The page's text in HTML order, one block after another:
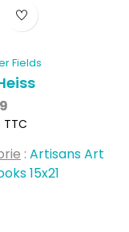
Fields
: Artisans Art
15x21